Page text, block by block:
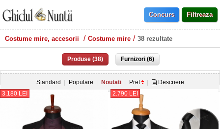
Costume mire, accesorii Costume mire 38 rezultate
Produse (38) Furnizori (6)
Standard Populare Noutati Pret
Descriere
3.180 LEI
2.790 LEI